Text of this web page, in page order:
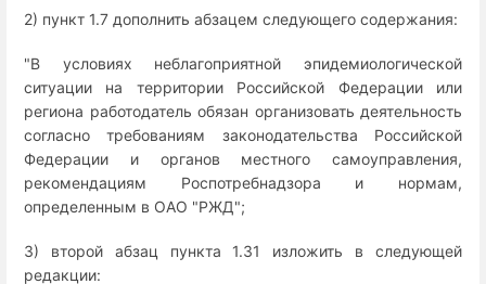
2) пункт 1.7 дополнить абзацем следующего содержания:
"В условиях неблагоприятной эпидемиологической
ситуации на территории Российской Федерации или
региона работодатель обязан организовать деятельность
согласно требованиям законодательства Российской
Федерации и органов местного самоуправления,
рекомендациям Роспотребнадзора и нормам,
определенным в ОАО "РЖД";
3) второй абзац пункта 1.31 изложить в следующей
редакции: